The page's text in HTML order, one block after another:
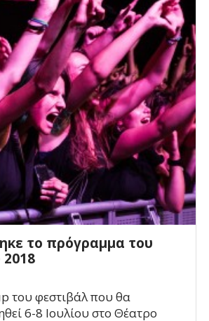
το πρόγραμμα του
του φεστιβάλ που θα
6-8 Ιουλίου στο Θέατρο